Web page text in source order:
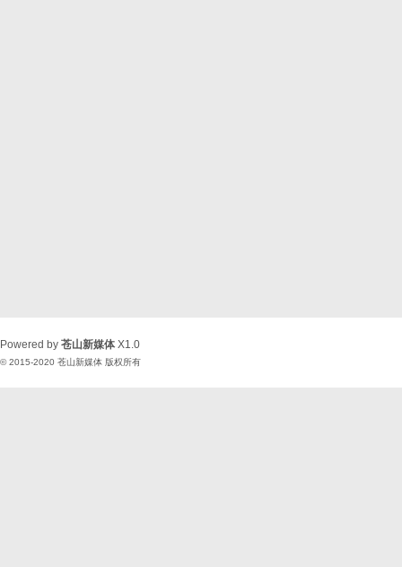
Powered by 苍山新媒体 X1.0
© 2015-2020 苍山新媒体 版权所有